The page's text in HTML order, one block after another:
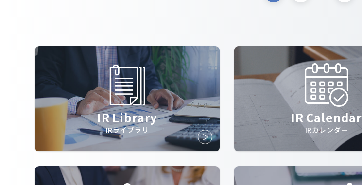
IR Library
IRライブラリ
IR Calendar
IRカレンダー